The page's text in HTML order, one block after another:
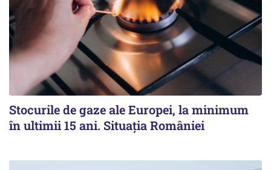
Stocurile de gaze ale Europei, la minimum
în ultimii 15 ani. Situația României